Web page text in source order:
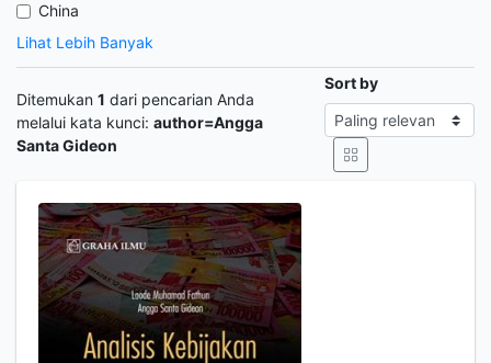
China
Lihat Lebih Banyak
Ditemukan 1 dari pencarian Anda
melalui kata kunci: author=Angga
Santa Gideon
Sort by